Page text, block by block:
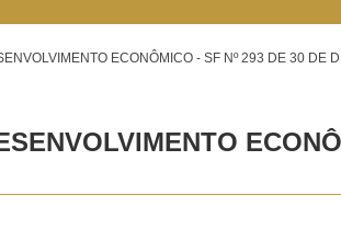
ECONÔMICO - SF Nº 293 DE 30 DE